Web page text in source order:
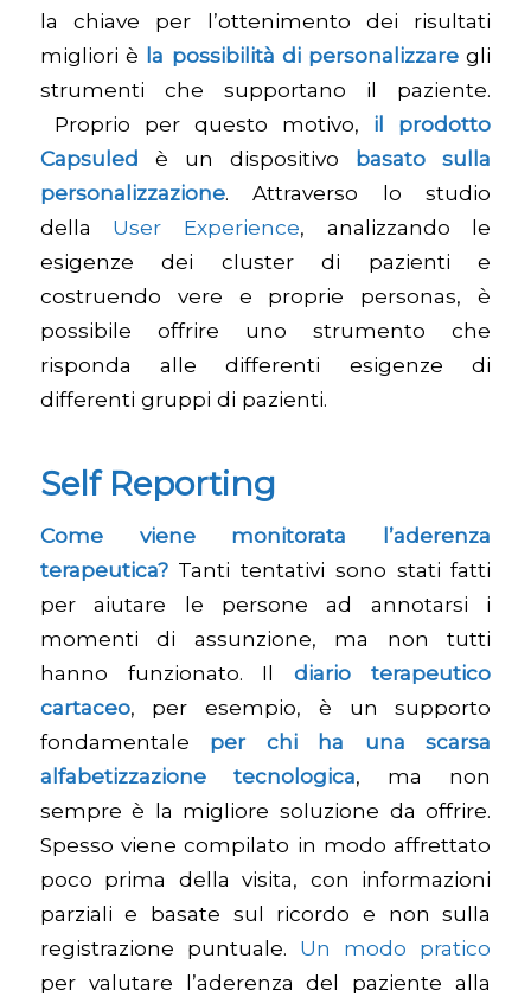
la chiave per l’ottenimento dei risultati
migliori è la possibilità di personalizzare gli
strumenti che supportano il paziente.
Proprio per questo motivo, il prodotto
Capsuled è un dispositivo basato sulla
personalizzazione. Attraverso lo studio
della User Experience, analizzando le
esigenze dei cluster di pazienti e
costruendo vere e proprie personas, è
possibile offrire uno strumento che
risponda alle differenti esigenze di
differenti gruppi di pazienti.
Self Reporting
Come viene monitorata l’aderenza
terapeutica?Tanti tentativi sono stati fatti
per aiutare le persone ad annotarsi i
momenti di assunzione, ma non tutti
hanno funzionato. Ildiario terapeutico
cartaceo, per esempio, è un supporto
fondamentale per chi ha una scarsa
alfabetizzazione tecnologica, ma non
sempre è la migliore soluzione da offrire.
Spesso viene compilato in modo affrettato
poco prima della visita, con informazioni
parziali e basate sul ricordo e non sulla
registrazione puntuale. Un modo pratico
per valutare l’aderenza del paziente alla